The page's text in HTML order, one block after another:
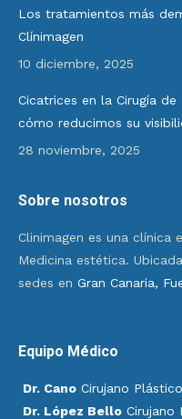
Los tratamientos más
Clínimagen
10 diciembre, 2025
Cicatrices en la Cirugía
cómo reducimos su
28 noviembre, 2025
Sobre nosotros
Clinimagen es una clínica
Medicina estética.
sedes en Gran Canaria,
Equipo Médico
Dr. Cano Cirujano Plástico
Dr. López Bello Cirujano